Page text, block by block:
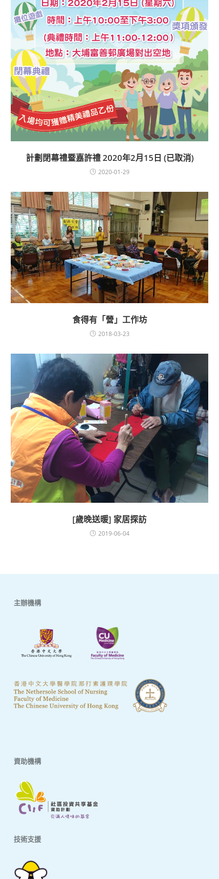
計劃閉幕禮暨嘉許禮 2020年2月15日 (已取消)
2020-01-29
食得有「營」工作坊
2018-03-23
[歲晚送暖] 家居探訪
2019-06-04
主辦機構
資助機構
技術支援